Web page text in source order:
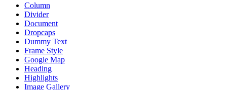
Column
Divider
Document
Dropcaps
Dummy Text
Frame Style
Google Map
Heading
Highlights
Image Gallery